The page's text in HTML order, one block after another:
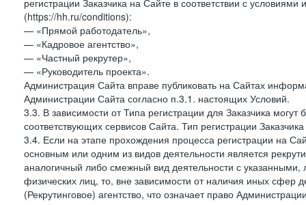
регистрации Заказчика на Сайте в соответствии с
(https://hh.ru/conditions):
— «Прямой работодатель»,
— «Кадровое агентство»,
— «Частный рекрутер»,
— «Руководитель проекта».
Администрация Сайта вправе публиковать на Сайтах
Администрации Сайта согласно п.3.1. настоящих Условий.
3.3. В зависимости от Типа регистрации для Заказчика
соответствующих сервисов Сайта. Тип регистрации
3.4. Если на этапе прохождения процесса регистрации на
основным или одним из видов деятельности является
аналогичный либо смежный вид деятельности с
физических лиц, то, вне зависимости от наличия иных сфер
(Рекрутинговое) агентство, что означает право